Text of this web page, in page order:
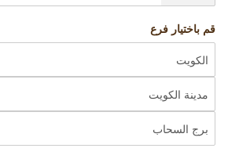
قم باختيار فرع